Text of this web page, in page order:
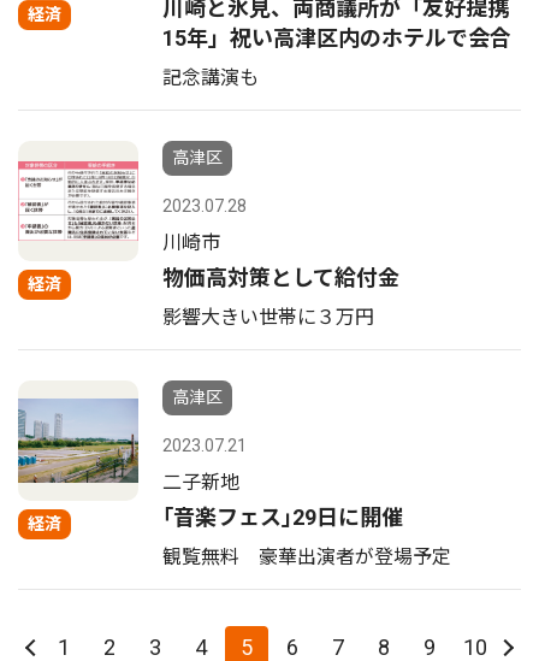
経済
川崎と氷見、両商議所が「友好提携
15年」祝い高津区内のホテルで会合
記念講演も
経済
高津区
2023.07.28
川崎市
物価高対策として給付金
影響大きい世帯に３万円
経済
高津区
2023.07.21
二子新地
｢音楽フェス｣29日に開催
観覧無料 豪華出演者が登場予定
1 2 3 4 5 6 7 8 9 10